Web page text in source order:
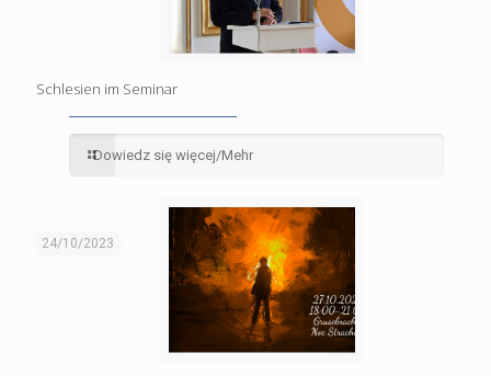
Schlesien im Seminar
Dowiedz się więcej/Mehr
24/10/2023